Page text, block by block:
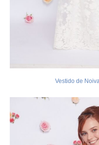
Vestido de